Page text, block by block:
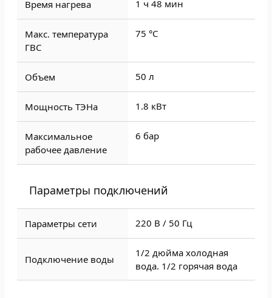
Время нагрева 1 ч 48 мин
Макс. температура
ГВС
75 °С
Объем 50 л
Мощность ТЭНа 1.8 кВт
Максимальное
рабочее давление
6 бар
Параметры подключений
Параметры сети 220 В / 50 Гц
Подключение воды
1/2 дюйма холодная
вода. 1/2 горячая вода